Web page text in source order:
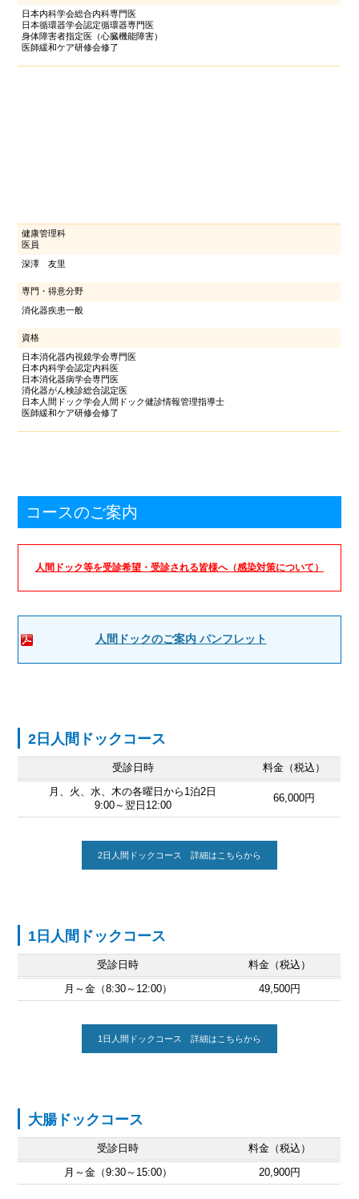
日本内科学会総合内科専門医
日本循環器学会認定循環器専門医
身体障害者指定医（心臓機能障害）
医師緩和ケア研修会修了
健康管理科
医員
深澤 友里
専門・得意分野
消化器疾患一般
資格
日本消化器内視鏡学会専門医
日本内科学会認定内科医
日本消化器病学会専門医
消化器がん検診総合認定医
日本人間ドック学会人間ドック健診情報管理指導士
医師緩和ケア研修会修了
コースのご案内
人間ドック等を受診希望・受診される皆様へ（感染対策について）
人間ドックのご案内 パンフレット
2日人間ドックコース
受診日時 料金（税込）
月、火、水、木の各曜日から1泊2日
9:00～翌日12:00
66,000円
2日人間ドックコース 詳細はこちらから
1日人間ドックコース
受診日時 料金（税込）
月～金（8:30～12:00） 49,500円
1日人間ドックコース 詳細はこちらから
大腸ドックコース
受診日時 料金（税込）
月～金（9:30～15:00） 20,900円